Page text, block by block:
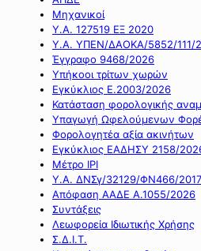
Μηχανικοί
Υ.Α. 127519 ΕΞ 2020
Υ.Α. ΥΠΕΝ/ΔΑΟΚΑ/5852/111/
Έγγραφο 9468/2026
Υπήκοοι τρίτων χωρών
Εγκύκλιος Ε.2003/2026
Κατάσταση φορολογικής
Υπαγωγή Ωφελούμενων
Φορολογητέα αξία ακινήτων
Εγκύκλιος ΕΑΔΗΣΥ 2158/
Μέτρο IPI
Υ.Α. ΔΝΣγ/32129/ΦΝ466/2017
Απόφαση ΑΑΔΕ Α.1055/2026
Συντάξεις
Λεωφορεία Ιδιωτικής Χρήσης
Σ.Δ.Ι.Τ.